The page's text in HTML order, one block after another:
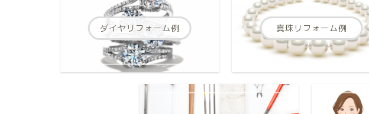
ダイヤリフォーム例 真珠リフォーム例